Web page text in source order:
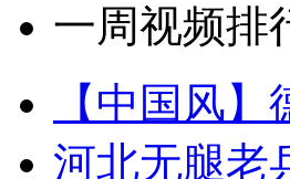
一周视频排
【中国风
河北无腿老